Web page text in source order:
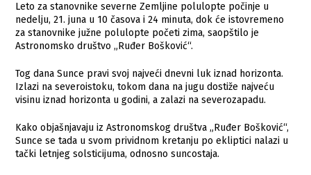
Leto za stanovnike severne Zemljine polulopte počinje u
nedelju, 21. juna u 10 časova i 24 minuta, dok će istovremeno
za stanovnike južne polulopte početi zima, saopštilo je
Astronomsko društvo „Ruđer Bošković“.
Tog dana Sunce pravi svoj najveći dnevni luk iznad horizonta.
Izlazi na severoistoku, tokom dana na jugu dostiže najveću
visinu iznad horizonta u godini, a zalazi na severozapadu.
Kako objašnjavaju iz Astronomskog društva „Ruđer Bošković“,
Sunce se tada u svom prividnom kretanju po ekliptici nalazi u
tački letnjeg solsticijuma, odnosno suncostaja.